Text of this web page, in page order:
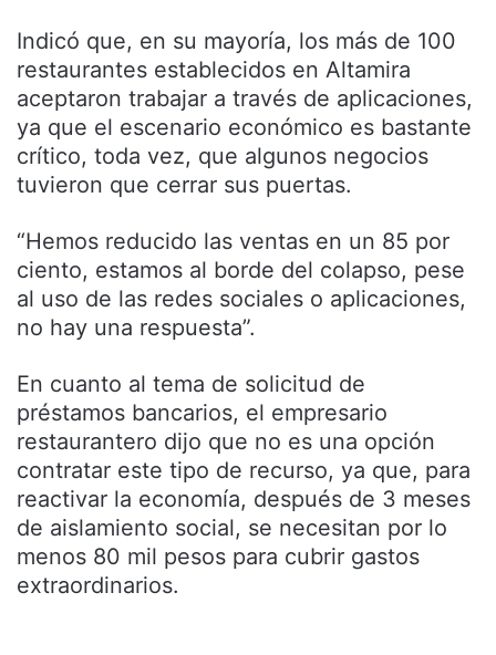
Indicó que, en su mayoría, los más de 100
restaurantes establecidos en Altamira
aceptaron trabajar a través de aplicaciones,
ya que el escenario económico es bastante
crítico, toda vez, que algunos negocios
tuvieron que cerrar sus puertas.
“Hemos reducido las ventas en un 85 por
ciento, estamos al borde del colapso, pese
al uso de las redes sociales o aplicaciones,
no hay una respuesta”.
En cuanto al tema de solicitud de
préstamos bancarios, el empresario
restaurantero dijo que no es una opción
contratar este tipo de recurso, ya que, para
reactivar la economía, después de 3 meses
de aislamiento social, se necesitan por lo
menos 80 mil pesos para cubrir gastos
extraordinarios.